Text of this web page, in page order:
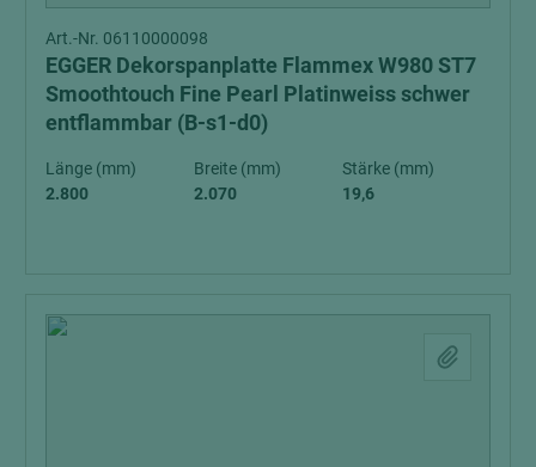
Art.-Nr. 06110000098
EGGER Dekorspanplatte Flammex W980 ST7
Smoothtouch Fine Pearl Platinweiss schwer
entflammbar (B-s1-d0)
Länge (mm)
2.800
Breite (mm)
2.070
Stärke (mm)
19,6